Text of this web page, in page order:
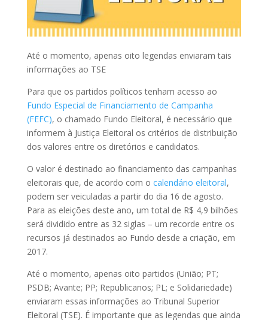
Até o momento, apenas oito legendas enviaram tais
informações ao TSE
Para que os partidos políticos tenham acesso ao
Fundo Especial de Financiamento de Campanha
(FEFC), o chamado Fundo Eleitoral, é necessário que
informem à Justiça Eleitoral os critérios de distribuição
dos valores entre os diretórios e candidatos.
O valor é destinado ao financiamento das campanhas
eleitorais que, de acordo com o calendário eleitoral,
podem ser veiculadas a partir do dia 16 de agosto.
Para as eleições deste ano, um total de R$ 4,9 bilhões
será dividido entre as 32 siglas – um recorde entre os
recursos já destinados ao Fundo desde a criação, em
2017.
Até o momento, apenas oito partidos (União; PT;
PSDB; Avante; PP; Republicanos; PL; e Solidariedade)
enviaram essas informações ao Tribunal Superior
Eleitoral (TSE). É importante que as legendas que ainda